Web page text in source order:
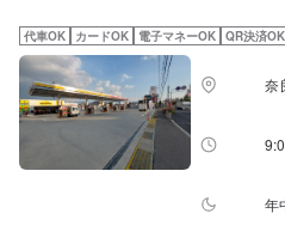
代車OK カードOK 電子マネーOK QR決済OK
奈
年